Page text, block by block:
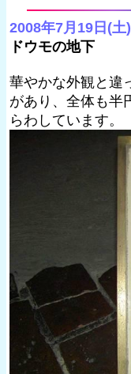
2008年7月19日(土)
ドウモの地下
華やかな外観と違
があり、全体も半
らわしています。